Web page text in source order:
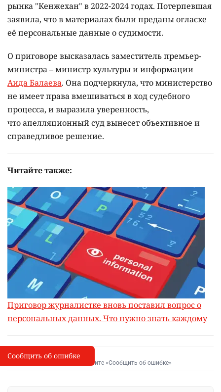
рынка "Кенжехан" в 2022-2024 годах. Потерпевшая
заявила, что в материалах были преданы огласке
её персональные данные о судимости.
О приговоре высказалась заместитель премьер-
министра – министр культуры и информации
Аида Балаева. Она подчеркнула, что министерство
не имеет права вмешиваться в ход судебного
процесса, и выразила уверенность,
что апелляционный суд вынесет объективное и
справедливое решение.
Читайте также:
Приговор журналистке вновь поставил вопрос о
персональных данных. Что нужно знать каждому
I
Сообщить об опечатке
Выделите фрагмент и нажмите «Сообщить об ошибке»
Сообщить об ошибке